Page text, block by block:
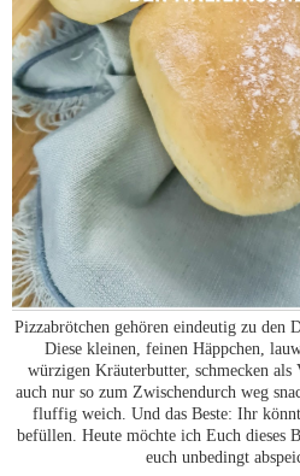
Pizzabrötchen gehören eindeutig zu den
Diese kleinen, feinen Häppchen,
würzigen Kräuterbutter, schmecken als
auch nur so zum Zwischendurch weg
fluffig weich. Und das Beste: Ihr
befüllen. Heute möchte ich Euch dieses
euch unbedingt